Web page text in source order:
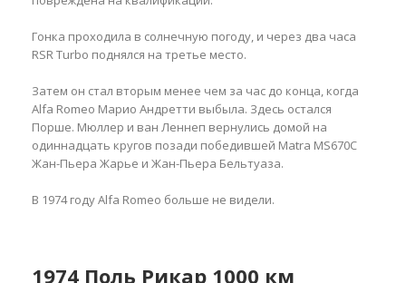
Гонка проходила в солнечную погоду, и через два часа
RSR Turbo поднялся на третье место.
Затем он стал вторым менее чем за час до конца, когда
Alfa Romeo Марио Андретти выбыла. Здесь остался
Порше. Мюллер и ван Леннеп вернулись домой на
одиннадцать кругов позади победившей Matra MS670C
Жан-Пьера Жарье и Жан-Пьера Бельтуаза.
В 1974 году Alfa Romeo больше не видели.
1974 Поль Рикар 1000 км